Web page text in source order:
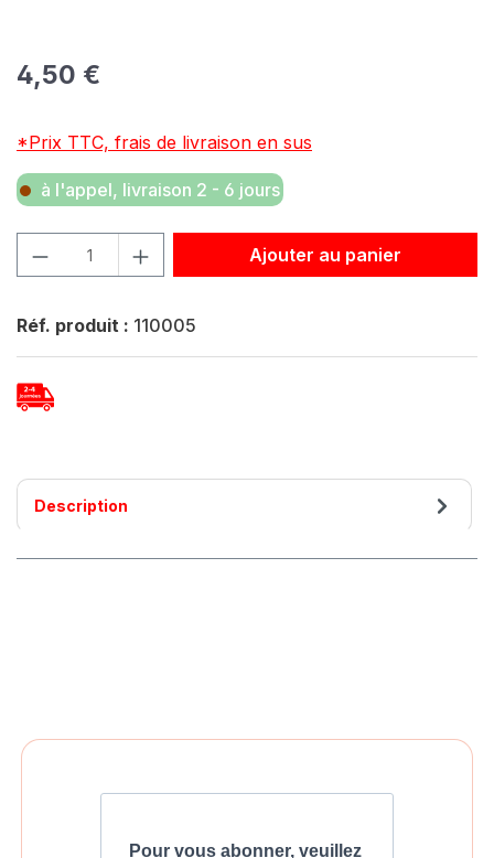
Prix régulier :
4,50 €
*Prix TTC, frais de livraison en sus
à l'appel, livraison 2 - 6 jours
Quantité de produit : Entrez la quantité souhaitée ou
Ajouter au panier
Réf. produit : 110005
Description
Pour vous abonner, veuillez